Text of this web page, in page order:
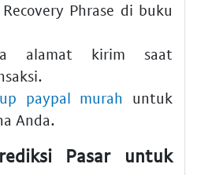
Phrase di buku
alamat kirim saat
paypal murah
untuk
Anda.
Pasar untuk